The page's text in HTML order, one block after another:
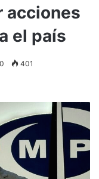
acciones
el país
0 401